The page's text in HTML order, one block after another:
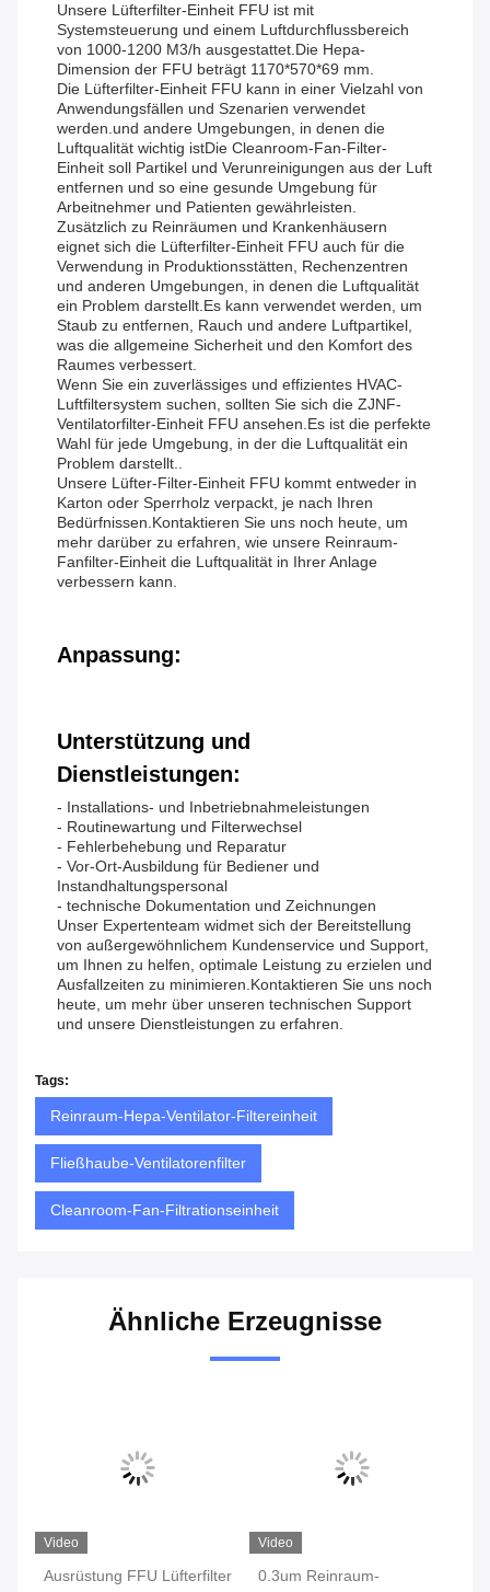
Unsere Lüfterfilter-Einheit FFU ist mit
Systemsteuerung und einem Luftdurchflussbereich
von 1000-1200 M3/h ausgestattet.Die Hepa-
Dimension der FFU beträgt 1170*570*69 mm.
Die Lüfterfilter-Einheit FFU kann in einer Vielzahl von
Anwendungsfällen und Szenarien verwendet
werden.und andere Umgebungen, in denen die
Luftqualität wichtig istDie Cleanroom-Fan-Filter-
Einheit soll Partikel und Verunreinigungen aus der Luft
entfernen und so eine gesunde Umgebung für
Arbeitnehmer und Patienten gewährleisten.
Zusätzlich zu Reinräumen und Krankenhäusern
eignet sich die Lüfterfilter-Einheit FFU auch für die
Verwendung in Produktionsstätten, Rechenzentren
und anderen Umgebungen, in denen die Luftqualität
ein Problem darstellt.Es kann verwendet werden, um
Staub zu entfernen, Rauch und andere Luftpartikel,
was die allgemeine Sicherheit und den Komfort des
Raumes verbessert.
Wenn Sie ein zuverlässiges und effizientes HVAC-
Luftfiltersystem suchen, sollten Sie sich die ZJNF-
Ventilatorfilter-Einheit FFU ansehen.Es ist die perfekte
Wahl für jede Umgebung, in der die Luftqualität ein
Problem darstellt..
Unsere Lüfter-Filter-Einheit FFU kommt entweder in
Karton oder Sperrholz verpackt, je nach Ihren
Bedürfnissen.Kontaktieren Sie uns noch heute, um
mehr darüber zu erfahren, wie unsere Reinraum-
Fanfilter-Einheit die Luftqualität in Ihrer Anlage
verbessern kann.
Anpassung:
Unterstützung und
Dienstleistungen:
- Installations- und Inbetriebnahmeleistungen
- Routinewartung und Filterwechsel
- Fehlerbehebung und Reparatur
- Vor-Ort-Ausbildung für Bediener und
Instandhaltungspersonal
- technische Dokumentation und Zeichnungen
Unser Expertenteam widmet sich der Bereitstellung
von außergewöhnlichem Kundenservice und Support,
um Ihnen zu helfen, optimale Leistung zu erzielen und
Ausfallzeiten zu minimieren.Kontaktieren Sie uns noch
heute, um mehr über unseren technischen Support
und unsere Dienstleistungen zu erfahren.
Tags:
Reinraum-Hepa-Ventilator-Filtereinheit
Fließhaube-Ventilatorenfilter
Cleanroom-Fan-Filtrationseinheit
Ähnliche Erzeugnisse
Video
Ausrüstung FFU Lüfterfilter
Video
0.3um Reinraum-